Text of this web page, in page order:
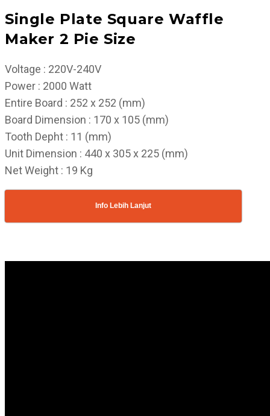
Single Plate Square Waffle
Maker 2 Pie Size
Voltage : 220V-240V
Power : 2000 Watt
Entire Board : 252 x 252 (mm)
Board Dimension : 170 x 105 (mm)
Tooth Depht : 11 (mm)
Unit Dimension : 440 x 305 x 225 (mm)
Net Weight : 19 Kg
Info Lebih Lanjut